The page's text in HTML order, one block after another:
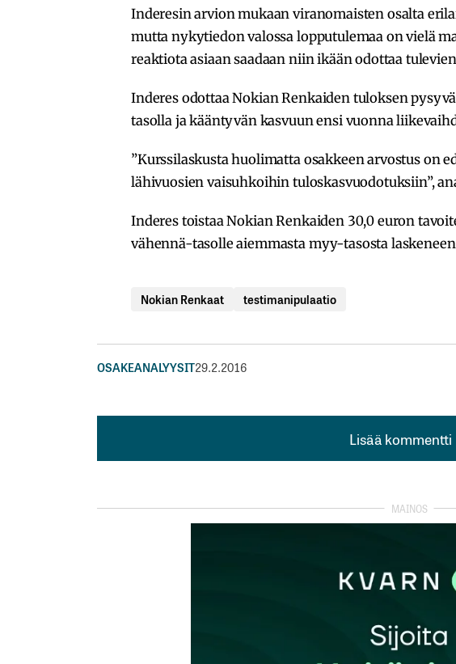
Inderesin arvion mukaan viranomaisten osalta
mutta nykytiedon valossa lopputulemaa on vielä
reaktiota asiaan saadaan niin ikään odottaa
Inderes odottaa Nokian Renkaiden tuloksen
tasolla ja kääntyvän kasvuun ensi vuonna
”Kurssilaskusta huolimatta osakkeen arvostus on
lähivuosien vaisuhkoihin tuloskasvuodotuksiin”,
Inderes toistaa Nokian Renkaiden 30,0 euron
vähennä-tasolle aiemmasta myy-tasosta
Nokian Renkaat testimanipulaatio
OSAKEANALYYSIT29.2.2016
Lisää kommentti
Lisää kommentti